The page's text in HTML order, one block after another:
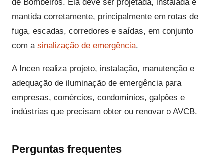
de Bombeiros. Ela deve ser projetada, instalada e
mantida corretamente, principalmente em rotas de
fuga, escadas, corredores e saídas, em conjunto
com a sinalização de emergência.
A Incen realiza projeto, instalação, manutenção e
adequação de iluminação de emergência para
empresas, comércios, condomínios, galpões e
indústrias que precisam obter ou renovar o AVCB.
Perguntas frequentes